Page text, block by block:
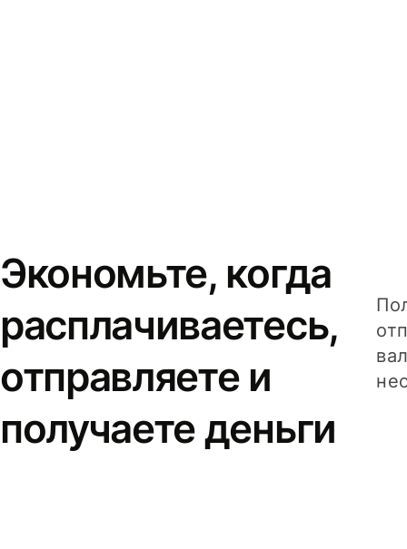
Экономьте, когда
расплачиваетесь,
отправляете и
получаете деньги